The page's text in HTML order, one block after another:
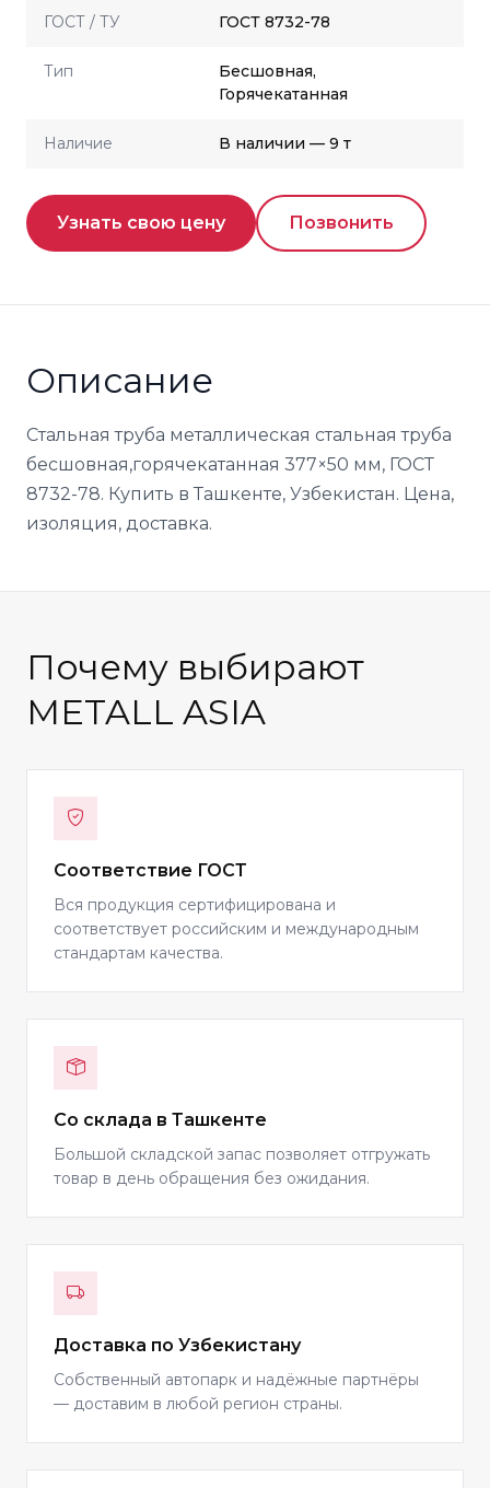
ГОСТ / ТУ ГОСТ 8732-78
Тип
Бесшовная,
Горячекатанная
Наличие В наличии — 9 т
Узнать свою цену Позвонить
Описание
Стальная труба металлическая стальная труба
бесшовная,горячекатанная 377×50 мм, ГОСТ
8732-78. Купить в Ташкенте, Узбекистан. Цена,
изоляция, доставка.
Почему выбирают
METALL ASIA
Соответствие ГОСТ
Вся продукция сертифицирована и
соответствует российским и международным
стандартам качества.
Со склада в Ташкенте
Большой складской запас позволяет отгружать
товар в день обращения без ожидания.
Доставка по Узбекистану
Собственный автопарк и надёжные партнёры
— доставим в любой регион страны.